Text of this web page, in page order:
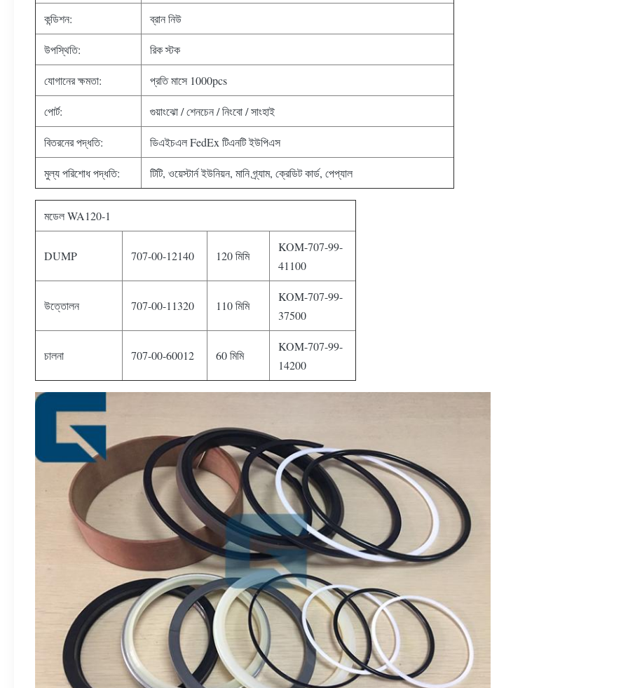
কন্ডিশন: ব্রান নিউ
উপস্থিতি: রিক স্টক
যোগানের ক্ষমতা: প্রতি মাসে 1000pcs
পোর্ট: গুয়াংঝো / শেনচেন / নিংবো / সাংহাই
বিতরনের পদ্ধতি: ডিএইচএল FedEx টিএনটি ইউপিএস
মুল্য পরিশোধ পদ্ধতি: টিটি, ওয়েস্টার্ন ইউনিয়ন, মানি গ্র্যাম, ক্রেডিট কার্ড, পেপ্যাল
মডেল WA120-1
DUMP 707-00-12140 120 মিমি
KOM-707-99-
41100
উত্তোলন 707-00-11320 110 মিমি
KOM-707-99-
37500
চালনা 707-00-60012 60 মিমি
KOM-707-99-
14200